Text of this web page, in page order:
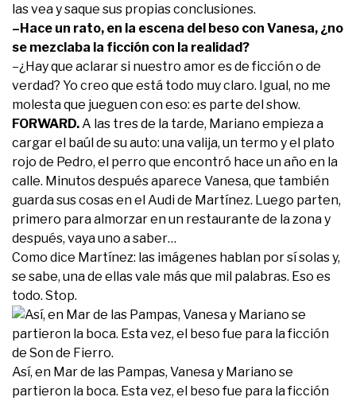
las vea y saque sus propias conclusiones.
–Hace un rato, en la escena del beso con Vanesa, ¿no
se mezclaba la ficción con la realidad?
–¿Hay que aclarar si nuestro amor es de ficción o de
verdad? Yo creo que está todo muy claro. Igual, no me
molesta que jueguen con eso: es parte del show.
FORWARD. A las tres de la tarde, Mariano empieza a
cargar el baúl de su auto: una valija, un termo y el plato
rojo de Pedro, el perro que encontró hace un año en la
calle. Minutos después aparece Vanesa, que también
guarda sus cosas en el Audi de Martínez. Luego parten,
primero para almorzar en un restaurante de la zona y
después, vaya uno a saber…
Como dice Martínez: las imágenes hablan por sí solas y,
se sabe, una de ellas vale más que mil palabras. Eso es
todo. Stop.
Así, en Mar de las Pampas, Vanesa y Mariano se
partieron la boca. Esta vez, el beso fue para la ficción